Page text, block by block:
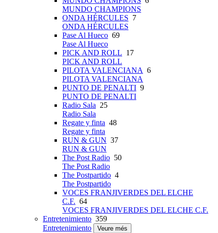
MUNDO CHAMPIONS
ONDA HÉRCULES 7
ONDA HÉRCULES
Pase Al Hueco 69
Pase Al Hueco
PICK AND ROLL 17
PICK AND ROLL
PILOTA VALENCIANA 6
PILOTA VALENCIANA
PUNTO DE PENALTI 9
PUNTO DE PENALTI
Radio Sala 25
Radio Sala
Regate y finta 48
Regate y finta
RUN & GUN 37
RUN & GUN
The Post Radio 50
The Post Radio
The Postpartido 4
The Postpartido
VOCES FRANJIVERDES DEL ELCHE
C.F. 64
VOCES FRANJIVERDES DEL ELCHE C.F.
Entretenimiento 359
Entretenimiento
Veure més